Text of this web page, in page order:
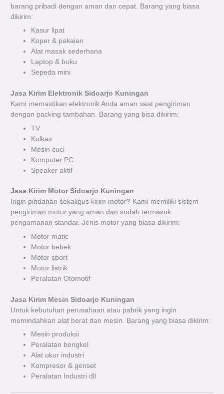
barang pribadi dengan aman dan cepat. Barang yang biasa
dikirim:
Kasur lipat
Koper & pakaian
Alat masak sederhana
Laptop & buku
Sepeda mini
Jasa Kirim Elektronik Sidoarjo Kuningan
Kami memastikan elektronik Anda aman saat pengiriman
dengan packing tambahan. Barang yang bisa dikirim:
TV
Kulkas
Mesin cuci
Komputer PC
Speaker aktif
Jasa Kirim Motor Sidoarjo Kuningan
Ingin pindahan sekaligus kirim motor? Kami memiliki sistem
pengiriman motor yang aman dan sudah termasuk
pengamanan standar. Jenis motor yang biasa dikirim:
Motor matic
Motor bebek
Motor sport
Motor listrik
Peralatan Otomotif
Jasa Kirim Mesin Sidoarjo Kuningan
Untuk kebutuhan perusahaan atau pabrik yang ingin
memindahkan alat berat dan mesin. Barang yang biasa dikirim:
Mesin produksi
Peralatan bengkel
Alat ukur industri
Kompresor & genset
Peralatan Industri dll